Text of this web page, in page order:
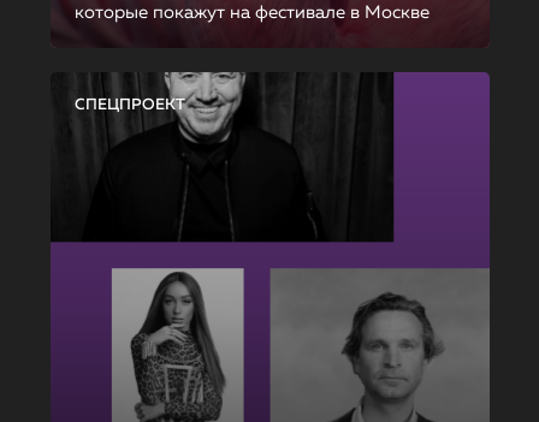
которые покажут на фестивале в Москве
СПЕЦПРОЕКТ